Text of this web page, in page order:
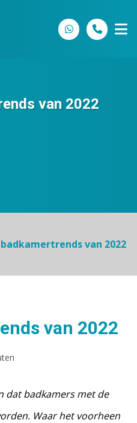
van 2022
badkamertrends van 2022
van 2022
dat badkamers met de
Waar het voorheen